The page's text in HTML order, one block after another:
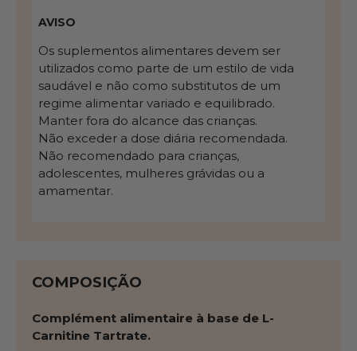
AVISO
Os suplementos alimentares devem ser
utilizados como parte de um estilo de vida
saudável e não como substitutos de um
regime alimentar variado e equilibrado.
Manter fora do alcance das crianças.
Não exceder a dose diária recomendada.
Não recomendado para crianças,
adolescentes, mulheres grávidas ou a
amamentar.
COMPOSIÇÃO
Complément alimentaire à base de L-
Carnitine Tartrate.